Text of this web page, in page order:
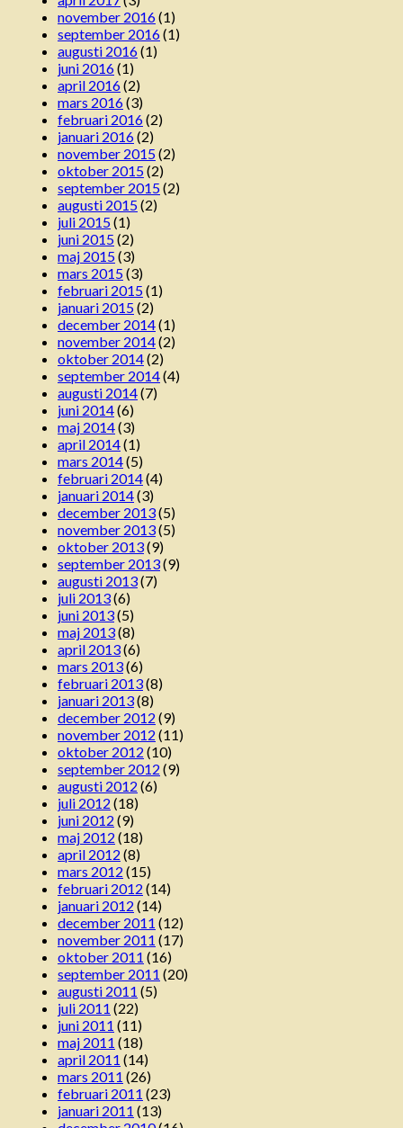
november 2016(1)
september 2016(1)
augusti 2016(1)
juni 2016(1)
april 2016(2)
mars 2016(3)
februari 2016(2)
januari 2016(2)
november 2015(2)
oktober 2015(2)
september 2015(2)
augusti 2015(2)
juli 2015(1)
juni 2015(2)
maj 2015(3)
mars 2015(3)
februari 2015(1)
januari 2015(2)
december 2014(1)
november 2014(2)
oktober 2014(2)
september 2014(4)
augusti 2014(7)
juni 2014(6)
maj 2014(3)
april 2014(1)
mars 2014(5)
februari 2014(4)
januari 2014(3)
december 2013(5)
november 2013(5)
oktober 2013(9)
september 2013(9)
augusti 2013(7)
juli 2013(6)
juni 2013(5)
maj 2013(8)
april 2013(6)
mars 2013(6)
februari 2013(8)
januari 2013(8)
december 2012 (9)
november 2012 (11)
oktober 2012 (10)
september 2012 (9)
augusti 2012 (6)
juli 2012 (18)
juni 2012 (9)
maj 2012 (18)
april 2012 (8)
mars 2012 (15)
februari 2012 (14)
januari 2012 (14)
december 2011 (12)
november 2011 (17)
oktober 2011 (16)
september 2011 (20)
augusti 2011 (5)
juli 2011 (22)
juni 2011 (11)
maj 2011 (18)
april 2011 (14)
mars 2011 (26)
februari 2011 (23)
januari 2011 (13)